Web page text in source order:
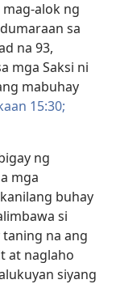
alok ng
sa
na 93,
mga Saksi ni
mabuhay
15:30;
ng
mga
buhay
si
na ang
at naglaho
siyang